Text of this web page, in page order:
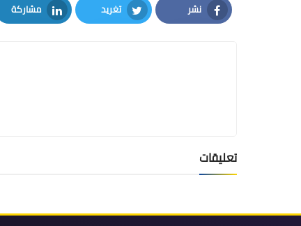
نشر
Facebook
تغريد
Twitter
مشاركة
LinkedIn
تعليقات